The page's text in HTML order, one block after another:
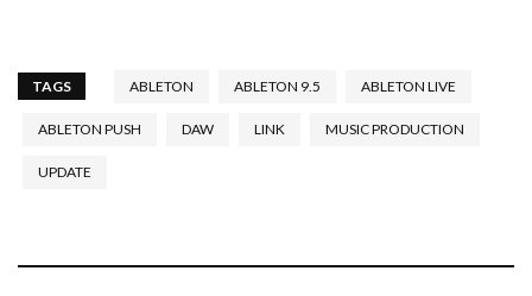
TAGS ABLETON ABLETON 9.5 ABLETON LIVE
ABLETON PUSH DAW LINK MUSIC PRODUCTION
UPDATE